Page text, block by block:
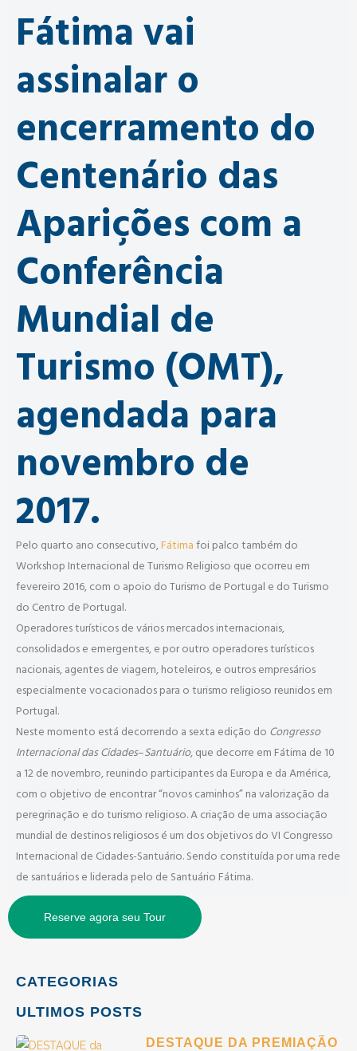
CATEGORIAS
ULTIMOS POSTS
DESTAQUE DA PREMIAÇÃO
Fátima vai
assinalar o
encerramento do
Centenário das
Aparições com a
Conferência
Mundial de
Turismo (OMT),
agendada para
novembro de
2017.
Pelo quarto ano consecutivo,Fátimafoi palco também do
Workshop Internacional de Turismo Religioso que ocorreu em
fevereiro 2016, com o apoio do Turismo de Portugal e do Turismo
do Centro de Portugal.
Operadores turísticos de vários mercados internacionais,
consolidados e emergentes, e por outro operadores turísticos
nacionais, agentes de viagem, hoteleiros, e outros empresários
especialmente vocacionados para o turismo religioso reunidos em
Portugal.
Neste momento está decorrendo a sexta edição do Congresso
Internacional das Cidades–Santuário, que decorre em Fátima de 10
a 12 de novembro, reunindo participantes da Europa e da América,
com o objetivo de encontrar “novos caminhos” na valorização da
peregrinação e do turismo religioso. A criação de uma associação
mundial de destinos religiosos é um dos objetivos do VI Congresso
Internacional de Cidades-Santuário. Sendo constituída por uma rede
de santuários e liderada pelo de Santuário Fátima.
Reserve agora seu Tour